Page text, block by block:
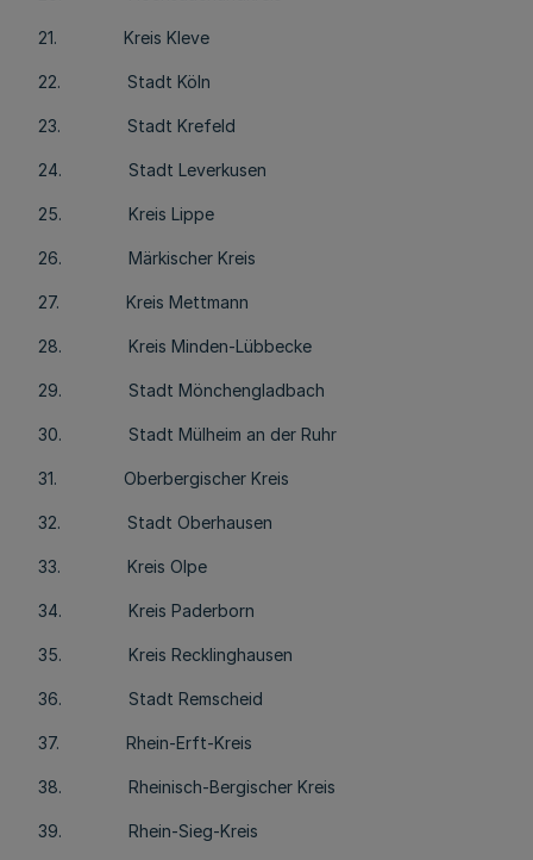
21. Kreis Kleve
22. Stadt Köln
23. Stadt Krefeld
24. Stadt Leverkusen
25. Kreis Lippe
26. Märkischer Kreis
27. Kreis Mettmann
28. Kreis Minden-Lübbecke
29. Stadt Mönchengladbach
30. Stadt Mülheim an der Ruhr
31. Oberbergischer Kreis
32. Stadt Oberhausen
33. Kreis Olpe
34. Kreis Paderborn
35. Kreis Recklinghausen
36. Stadt Remscheid
37. Rhein-Erft-Kreis
38. Rheinisch-Bergischer Kreis
39. Rhein-Sieg-Kreis